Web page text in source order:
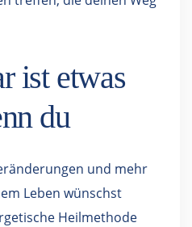
ist etwas
du
und mehr
Leben wünschst
Heilmethode